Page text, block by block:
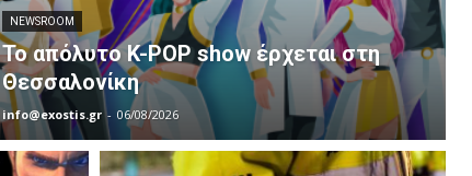
NEWSROOM
Το απόλυτο K-POP show έρχεται στη
Θεσσαλονίκη
info@exostis.gr - 06/08/2026